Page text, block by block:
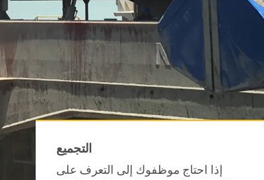
التجميع
إذا احتاج موظفوك إلى التعرف على